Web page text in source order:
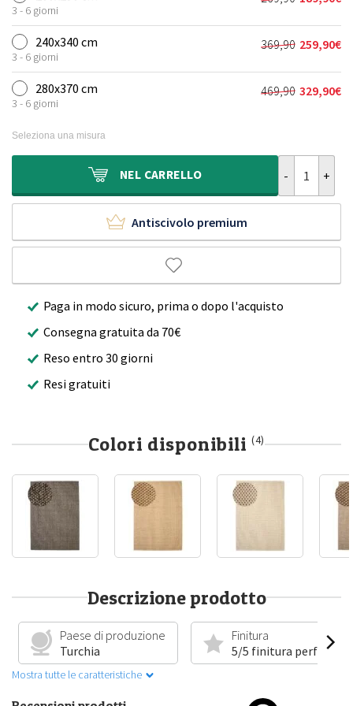
era:
189,90€.
è:
129,90€.
3 - 6 giorni Il
prezzo
originale
era:
269,90€.
Il
prezzo
attuale
è:
189,90€.
240x340 cm
3 - 6 giorni
369,90
Il
prezzo
originale
era:
259,90€
Il
prezzo
attuale
è:
280x370 cm
3 - 6 giorni
469,90
Il
469,90€.
329,90€
Il
329,90€.
Seleziona una misura
NEL CARRELLO
Antiscivolo premium
Paga in modo sicuro, prima o dopo l'acquisto
Consegna gratuita da 70€
Reso entro 30 giorni
Resi gratuiti
Colori disponibili (4)
Descrizione prodotto
Paese di produzione
Turchia
Finitura
5/5 finitura perfetta
Mostra tutte le caratteristiche